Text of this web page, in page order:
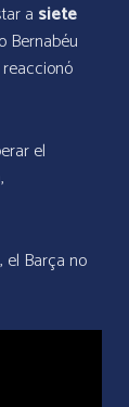
a siete
Bernabéu
el
el Barça no